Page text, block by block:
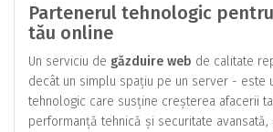
Partenerul tehnologic
tău online
Un serviciu de găzduire web de calitate
decât un simplu spațiu pe un server - este
tehnologic care susține creșterea afacerii
performanță tehnică și securitate avansată,